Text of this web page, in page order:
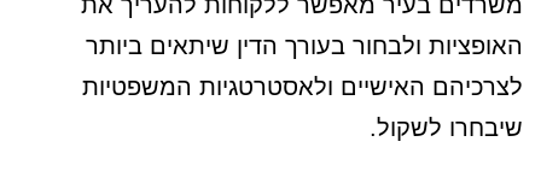
האופציות ולבחור בעורך הדין שיתאים ביותר
לצרכיהם האישיים ולאסטרטגיות המשפטיות
שיבחרו לשקול.